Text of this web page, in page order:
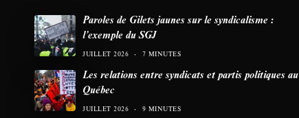
Paroles de Gilets jaunes sur le syndicalisme :
l’exemple du SGJ
JUILLET 2026 7 MINUTES
Les relations entre syndicats et partis politiques au
Québec
JUILLET 2026 9 MINUTES